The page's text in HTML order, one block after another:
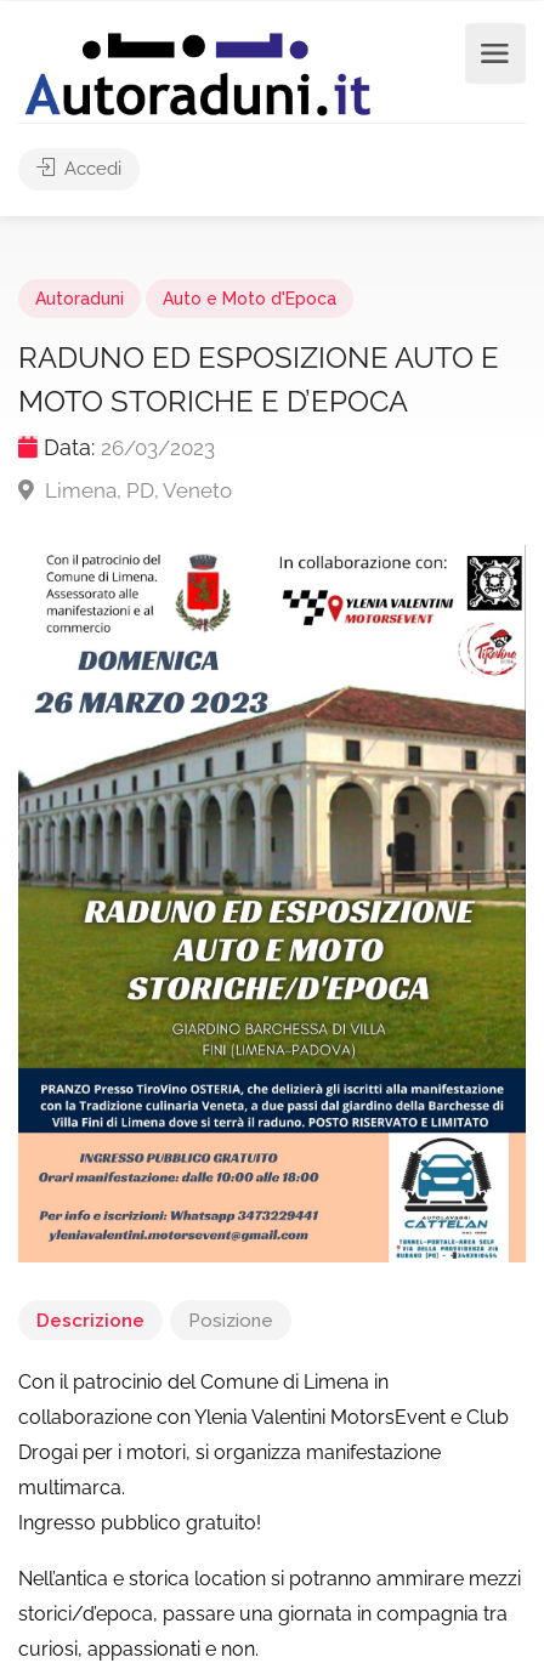
Accedi
Autoraduni Auto e Moto d'Epoca
RADUNO ED ESPOSIZIONE AUTO E
MOTO STORICHE E D’EPOCA
Data: 26/03/2023
Limena, PD, Veneto
Descrizione Posizione
Con il patrocinio del Comune di Limena in
collaborazione con Ylenia Valentini MotorsEvent e Club
Drogai per i motori, si organizza manifestazione
multimarca.
Ingresso pubblico gratuito!
Nell’antica e storica location si potranno ammirare mezzi
storici/d’epoca, passare una giornata in compagnia tra
curiosi, appassionati e non.